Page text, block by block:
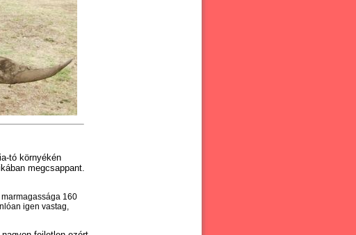
tó környékén
megcsappant.
160
igen vastag,